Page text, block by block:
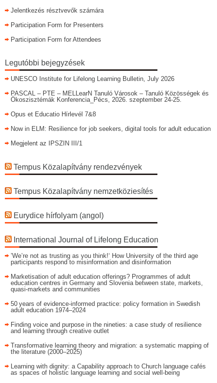
Jelentkezés résztvevők számára
Participation Form for Presenters
Participation Form for Attendees
Legutóbbi bejegyzések
UNESCO Institute for Lifelong Learning Bulletin, July 2026
PASCAL – PTE – MELLearN Tanuló Városok – Tanuló Közösségek és
Ökoszisztémák Konferencia_Pécs, 2026. szeptember 24-25.
Opus et Educatio Hírlevél 7&8
Now in ELM: Resilience for job seekers, digital tools for adult education
Megjelent az IPSZIN III/1
Tempus Közalapítvány rendezvények
Tempus Közalapítvány nemzetköziesítés
Eurydice hírfolyam (angol)
International Journal of Lifelong Education
’We’re not as trusting as you think!‘ How University of the third age
participants respond to misinformation and disinformation
Marketisation of adult education offerings? Programmes of adult
education centres in Germany and Slovenia between state, markets,
quasi-markets and communities
50 years of evidence‑informed practice: policy formation in Swedish
adult education 1974–2024
Finding voice and purpose in the nineties: a case study of resilience
and learning through creative outlet
Transformative learning theory and migration: a systematic mapping of
the literature (2000–2025)
Learning with dignity: a Capability approach to Church language cafés
as spaces of holistic language learning and social well-being